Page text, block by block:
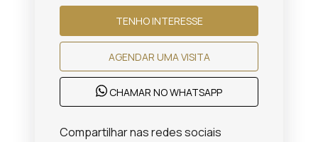
TENHO INTERESSE
AGENDAR UMA VISITA
CHAMAR NO WHATSAPP
Compartilhar nas redes sociais